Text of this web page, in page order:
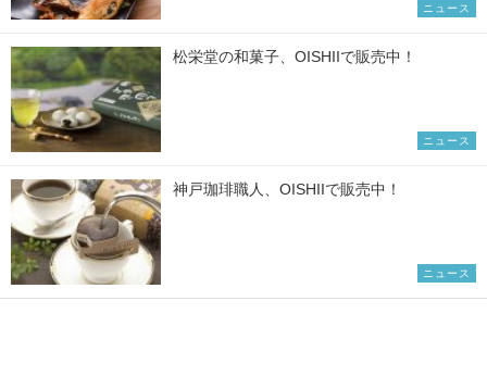
ニュース
松栄堂の和菓子、OISHIIで販売中！
ニュース
神戸珈琲職人、OISHIIで販売中！
ニュース